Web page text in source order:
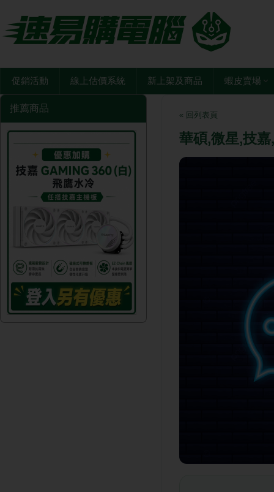
促銷活動 線上估價系統 新上架及商品 蝦皮賣場
推薦商品
« 回列表頁
華碩,微星,技